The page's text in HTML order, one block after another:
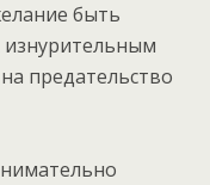
быть
изнурительным
предательство